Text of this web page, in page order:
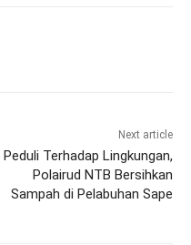
Next article
Peduli Terhadap Lingkungan,
Polairud NTB Bersihkan
Sampah di Pelabuhan Sape